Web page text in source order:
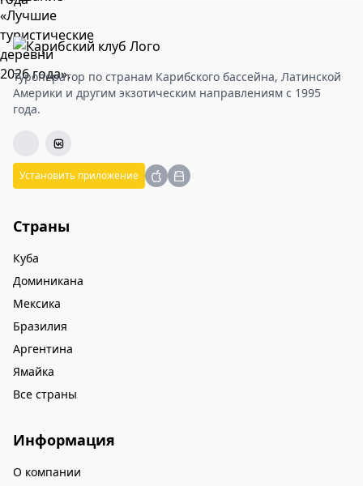
Туроператор по странам Карибского бассейна, Латинской
Америки и другим экзотическим направлениям с 1995
года.
Установить приложение
Страны
Куба
Доминикана
Мексика
Бразилия
Аргентина
Ямайка
Все страны
Информация
О компании